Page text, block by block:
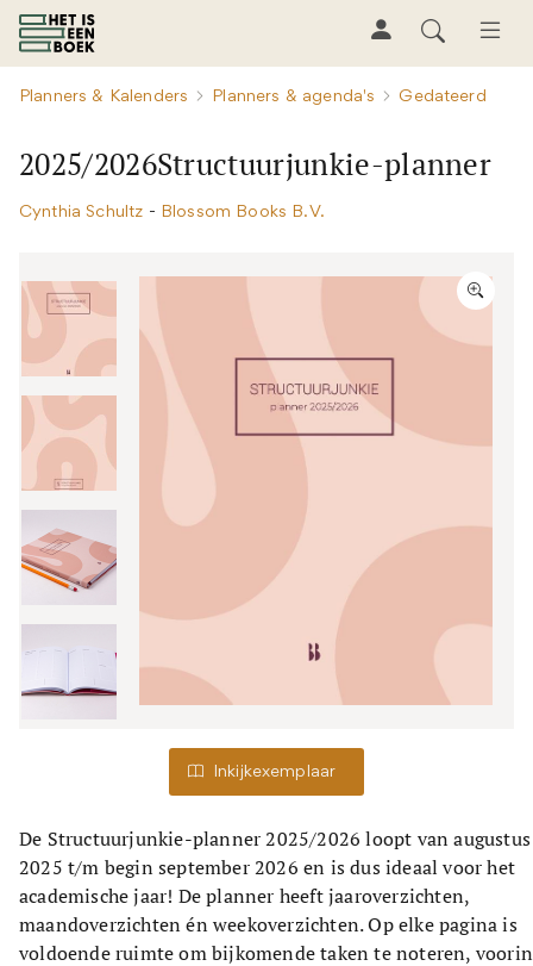
Planners & Kalenders Planners & agenda's Gedateerd
2025/2026Structuurjunkie-planner
Cynthia Schultz - Blossom Books B.V.
Inkijkexemplaar
De Structuurjunkie-planner 2025/2026 loopt van augustus
2025 t/m begin september 2026 en is dus ideaal voor het
academische jaar! De planner heeft jaaroverzichten,
maandoverzichten én weekoverzichten. Op elke pagina is
voldoende ruimte om bijkomende taken te noteren, voorin